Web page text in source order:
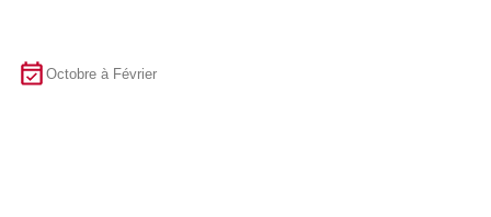
Octobre à Février